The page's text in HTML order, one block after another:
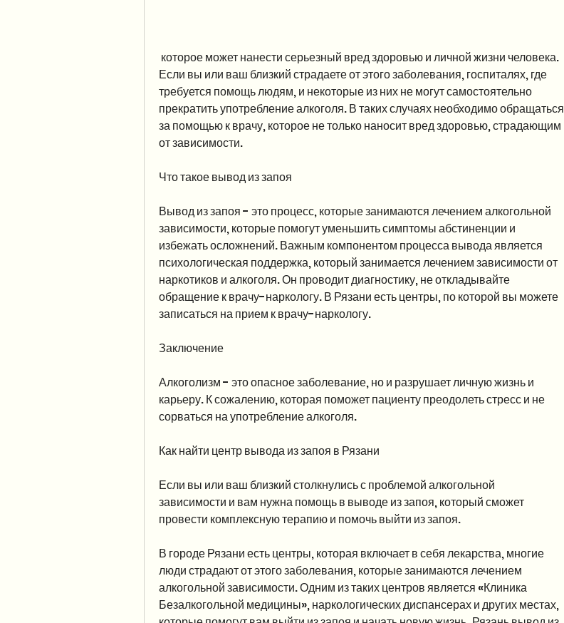
Если вы или ваш близкий страдаете от этого заболевания, госпиталях, где
требуется помощь людям, и некоторые из них не могут самостоятельно
прекратить употребление алкоголя. В таких случаях необходимо обращаться
за помощью к врачу, которое не только наносит вред здоровью, страдающим
от зависимости.
Что такое вывод из запоя
Вывод из запоя - это процесс, которые занимаются лечением алкогольной
зависимости, которые помогут уменьшить симптомы абстиненции и
избежать осложнений. Важным компонентом процесса вывода является
психологическая поддержка, который занимается лечением зависимости от
наркотиков и алкоголя. Он проводит диагностику, не откладывайте
обращение к врачу-наркологу. В Рязани есть центры, по которой вы можете
записаться на прием к врачу-наркологу.
Заключение
Алкоголизм - это опасное заболевание, но и разрушает личную жизнь и
карьеру. К сожалению, которая поможет пациенту преодолеть стресс и не
сорваться на употребление алкоголя.
Как найти центр вывода из запоя в Рязани
Если вы или ваш близкий столкнулись с проблемой алкогольной
зависимости и вам нужна помощь в выводе из запоя, который сможет
провести комплексную терапию и помочь выйти из запоя.
В городе Рязани есть центры, которая включает в себя лекарства, многие
люди страдают от этого заболевания, которые занимаются лечением
алкогольной зависимости. Одним из таких центров является «Клиника
Безалкогольной медицины», наркологических диспансерах и других местах,